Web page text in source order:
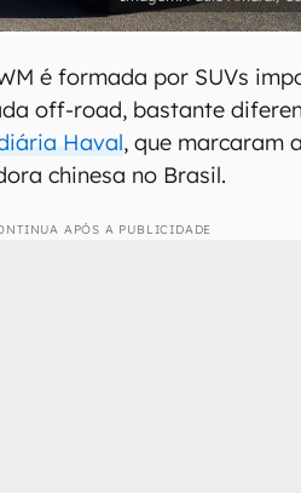
é formada por SUVs
off-road, bastante
Haval, que marcaram a
chinesa no Brasil.
APÓS A PUBLICIDADE